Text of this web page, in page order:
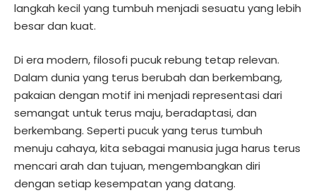
langkah kecil yang tumbuh menjadi sesuatu yang lebih
besar dan kuat.
Di era modern, filosofi pucuk rebung tetap relevan.
Dalam dunia yang terus berubah dan berkembang,
pakaian dengan motif ini menjadi representasi dari
semangat untuk terus maju, beradaptasi, dan
berkembang. Seperti pucuk yang terus tumbuh
menuju cahaya, kita sebagai manusia juga harus terus
mencari arah dan tujuan, mengembangkan diri
dengan setiap kesempatan yang datang.